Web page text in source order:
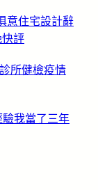
意住宅設計辭
評
所健檢疫情
我當了三年